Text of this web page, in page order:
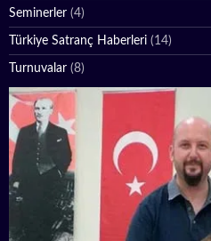
Seminerler (4)
Türkiye Satranç Haberleri (14)
Turnuvalar (8)